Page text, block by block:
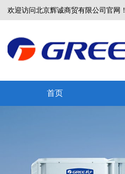
欢迎访问北京辉诚商贸有限公司官网！
首页